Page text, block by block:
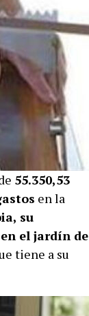
55.350,53
en la
su
el jardín de
tiene a su